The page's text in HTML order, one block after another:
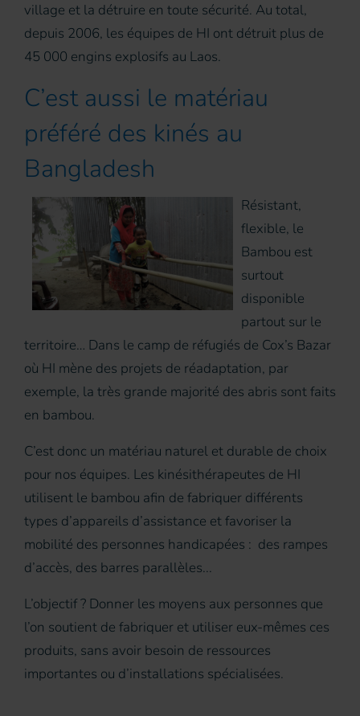
village et la détruire en toute sécurité. Au total,
depuis 2006, les équipes de HI ont détruit plus de
45 000 engins explosifs au Laos.
C’est aussi le matériau
préféré des kinés au
Bangladesh
Résistant,
flexible, le
Bambou est
surtout
disponible
partout sur le
territoire… Dans le camp de réfugiés de Cox’s Bazar
où HI mène des projets de réadaptation, par
exemple, la très grande majorité des abris sont faits
en bambou.
C’est donc un matériau naturel et durable de choix
pour nos équipes. Les kinésithérapeutes de HI
utilisent le bambou afin de fabriquer différents
types d’appareils d’assistance et favoriser la
mobilité des personnes handicapées : des rampes
d’accès, des barres parallèles...
L’objectif ? Donner les moyens aux personnes que
l’on soutient de fabriquer et utiliser eux-mêmes ces
produits, sans avoir besoin de ressources
importantes ou d’installations spécialisées.